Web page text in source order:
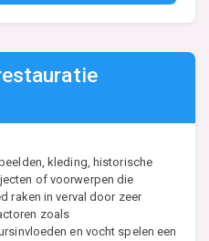
kleding, historische
of voorwerpen die
raken in verval door zeer
zoals
en vocht spelen een